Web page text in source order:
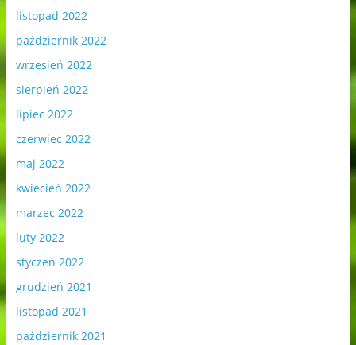
listopad 2022
październik 2022
wrzesień 2022
sierpień 2022
lipiec 2022
czerwiec 2022
maj 2022
kwiecień 2022
marzec 2022
luty 2022
styczeń 2022
grudzień 2021
listopad 2021
październik 2021